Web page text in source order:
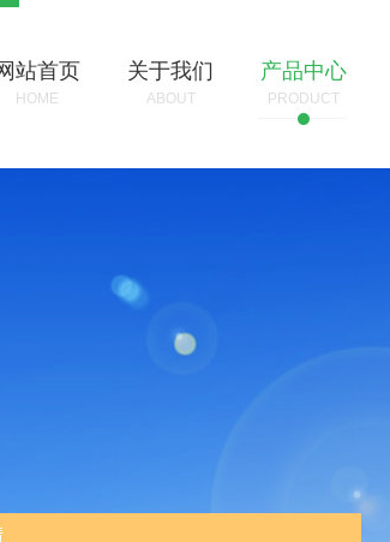
站首页
HOME
关于我们
ABOUT
产品中心
PRODUCT